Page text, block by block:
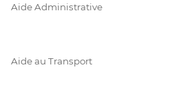
Aide Administrative
Aide au Transport